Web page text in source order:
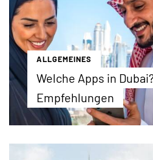
ausgiebig kennenlernen
einen ganzen Tag einplanen,
an Aktivitäten voll auskosten
...mehr erfahren
ALLGEMEINES
Welche Apps in
Empfehlungen
Die richtigen Apps machen